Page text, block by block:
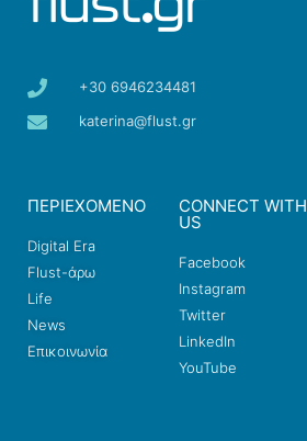
+30 6946234481
katerina@flust.gr
ΠΕΡΙΕΧΟΜΕΝΟ
Digital Era
Flust-άρω
Life
News
Επικοινωνία
CONNECT WITH
US
Facebook
Instagram
Twitter
LinkedIn
YouTube